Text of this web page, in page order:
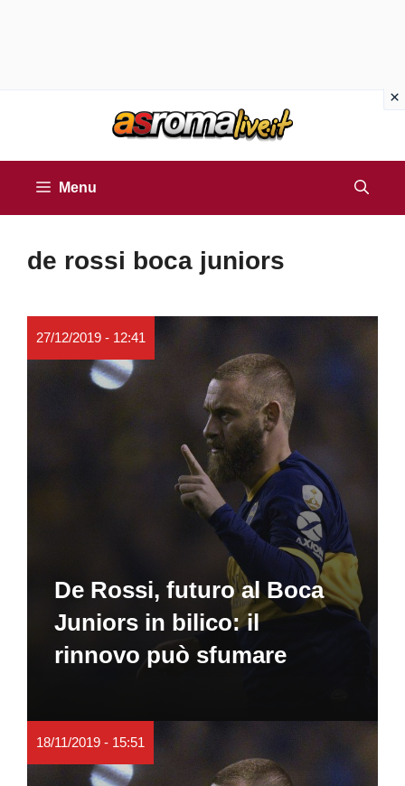
Menu
de rossi boca juniors
27/12/2019 - 12:41
De Rossi, futuro al Boca
Juniors in bilico: il
rinnovo può sfumare
18/11/2019 - 15:51